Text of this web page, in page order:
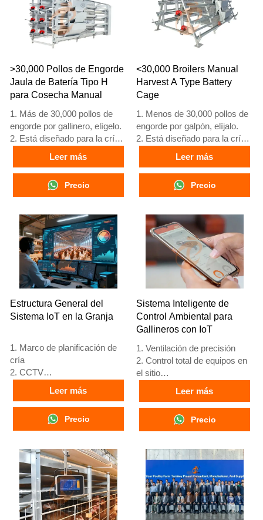
What’sApp es
+8618830120193, +234
8111199996.
What’sApp es
+8618830120193, +234
8111199996.
>30,000 Pollos de Engorde
Jaula de Batería Tipo H
para Cosecha Manual
1. Más de 30,000 pollos de
engorde por gallinero, elígelo.
2. Está diseñado para la cría
de pollos de engorde de 1 a
45 días de edad, listos para el
mercado.
3. Su vida útil es de más de
20 años.
4. Su estructura es una fusión
inteligente artificial Vcloud,
gabinete de control eléctrico,
equipo automático de bebida,
alimentación y limpieza de
estiércol, cosecha manual.
5. Nuestra recepción en línea
24 horas, el número de
What’sApp es
Leer más
Precio
<30,000 Broilers Manual
Harvest A Type Battery
Cage
1. Menos de 30,000 pollos de
engorde por galpón, elíjalo.
2. Está diseñado para la cría
de pollos de engorde de 1 a
45 días de edad, listos para el
mercado.
3. Su vida útil es de más de
20 años.
4. Su estructura incluye fusión
inteligente artificial Vcloud,
gabinete de control eléctrico,
equipo automático de bebida,
alimentación y limpieza de
estiércol, y recolección
manual.
5. Nuestra recepción en línea
24 horas. Números de
WhatsApp: +8618830120193,
+234 8111199996.
Leer más
Precio
Estructura General del
Sistema IoT en la Granja
1. Marco de planificación de
cría
2. CCTV
3. Plataforma digital avícola -
pantalla grande integral
4. Gestión de alarmas
5. Recepción /WhatsApp NO.
: +8618830120193
Leer más
Precio
Sistema Inteligente de
Control Ambiental para
Gallineros con IoT
1. Ventilación de precisión
2. Control total de equipos en
el sitio
3. Sistema de alarma de
autodiagnóstico
4. Hardware de estándar
5. Número de
recepción/WhatsApp:
+8618830120193
Leer más
Precio